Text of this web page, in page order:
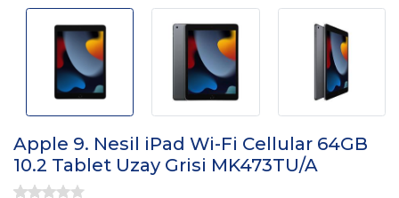
Apple 9. Nesil iPad Wi-Fi Cellular 64GB
10.2 Tablet Uzay Grisi MK473TU/A